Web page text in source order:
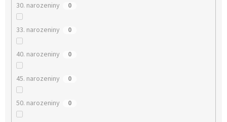
30. narozeniny 0
33. narozeniny 0
40. narozeniny 0
45. narozeniny 0
50. narozeniny 0